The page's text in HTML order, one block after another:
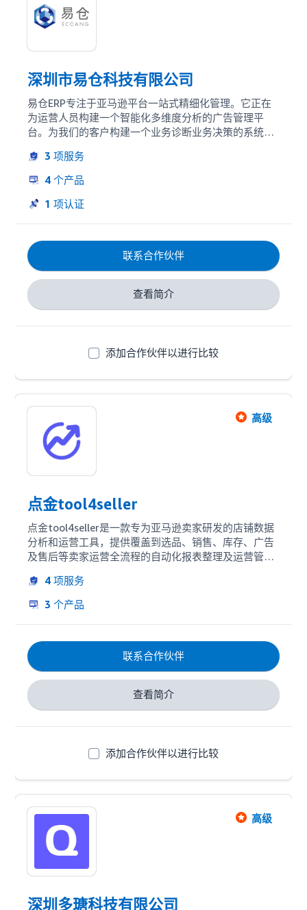
深圳市易仓科技有限公司
易仓ERP专注于亚马逊平台一站式精细化管理。它正在
为运营人员构建一个智能化多维度分析的广告管理平
台。为我们的客户构建一个业务诊断业务决策的系统，
3 项服务
4 个产品
1 项认证
联系合作伙伴
查看简介
添加合作伙伴以进行比较
高级
点金tool4seller
点金tool4seller是一款专为亚马逊卖家研发的店铺数据
分析和运营工具，提供覆盖到选品、销售、库存、广告
及售后等卖家运营全流程的自动化报表整理及运营管理
点金tool4seller的广告功能通过亚马逊广告api接口获取
数据，智能分析所有ASIN及多种广告维度的数据报表，
全面、精细地掌握广告数据和ACoS情况。通过广告定时
调价，让卖家根据自己的需要制定广告启停、竞价及优
化规则，规避不良点击，循序渐进优化广告的投入产出
比；通过广告洞察建议，智能根据卖家投放情况生成处
理建议，帮助卖家提升广告效果；通过广告关键词卡
位，让卖家期望的商品牢牢锁定在期望的广告位上，帮
助卖家抢占优质流量。
4 项服务
3 个产品
联系合作伙伴
查看简介
添加合作伙伴以进行比较
高级
深圳多瑭科技有限公司